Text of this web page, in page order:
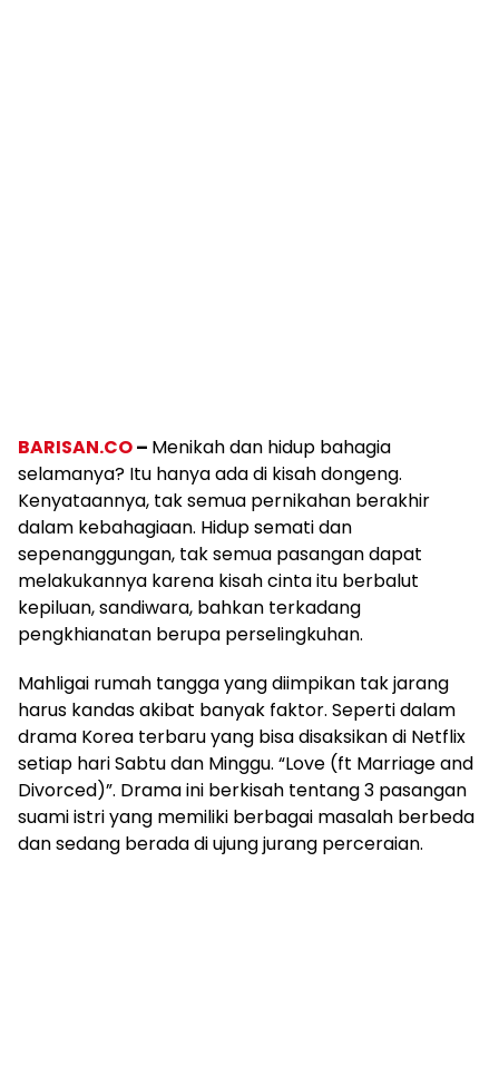
BARISAN.CO– Menikah dan hidup bahagia
selamanya? Itu hanya ada di kisah dongeng.
Kenyataannya, tak semua pernikahan berakhir
dalam kebahagiaan. Hidup semati dan
sepenanggungan, tak semua pasangan dapat
melakukannya karena kisah cinta itu berbalut
kepiluan, sandiwara, bahkan terkadang
pengkhianatan berupa perselingkuhan.
Mahligai rumah tangga yang diimpikan tak jarang
harus kandas akibat banyak faktor. Seperti dalam
drama Korea terbaru yang bisa disaksikan di Netflix
setiap hari Sabtu dan Minggu. “Love (ft Marriage and
Divorced)”. Drama ini berkisah tentang 3 pasangan
suami istri yang memiliki berbagai masalah berbeda
dan sedang berada di ujung jurang perceraian.